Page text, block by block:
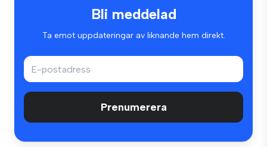
Bli meddelad
Ta emot uppdateringar av liknande hem direkt.
Prenumerera